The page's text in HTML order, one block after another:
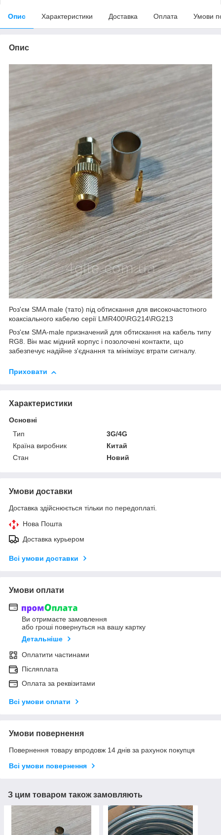
Опис Характеристики Доставка Оплата Умови
Опис
Роз'єм SMA male (тато) під обтискання для високочастотного
коаксіального кабелю серії LMR400\RG214\RG213
Роз'єм SMA-male призначений для обтискання на кабель типу
RG8. Він має мідний корпус і позолочені контакти, що
забезпечує надійне з'єднання та мінімізує втрати сигналу.
Приховати
Характеристики
Основні
Тип
3G/4G
Країна виробник
Китай
Стан
Новий
Умови доставки
Доставка здійснюється тільки по передоплаті.
Нова Пошта
Доставка курьером
Всі умови доставки
Умови оплати
Ви отримаєте замовлення
або гроші повернуться на вашу картку
Детальніше
Оплатити частинами
Післяплата
Оплата за реквізитами
Всі умови оплати
Умови повернення
Повернення товару впродовж 14 днів за рахунок покупця
Всі умови повернення
З цим товаром також замовляють